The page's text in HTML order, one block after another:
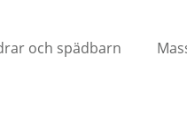
och spädbarn